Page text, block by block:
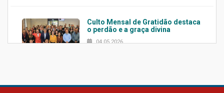
Culto Mensal de Gratidão destaca
o perdão e a graça divina
04.05.2026
Confira como foi o culto mensal